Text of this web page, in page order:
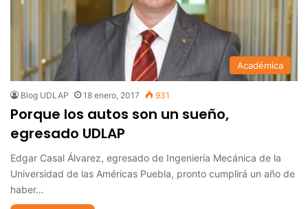
Académica
Blog UDLAP 18 enero, 2017 931
Porque los autos son un sueño,
egresado UDLAP
Edgar Casal Álvarez, egresado de Ingeniería Mecánica de la
Universidad de las Américas Puebla, pronto cumplirá un año de
haber…